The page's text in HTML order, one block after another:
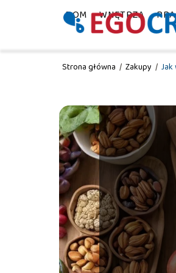
DOM WNĘTRZA
Strona główna / Zakupy /